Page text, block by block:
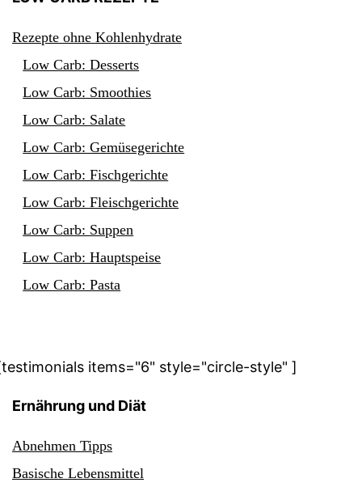
Rezepte ohne Kohlenhydrate
Low Carb: Desserts
Low Carb: Smoothies
Low Carb: Salate
Low Carb: Gemüsegerichte
Low Carb: Fischgerichte
Low Carb: Fleischgerichte
Low Carb: Suppen
Low Carb: Hauptspeise
Low Carb: Pasta
items="6" style="circle-style" ]
Ernährung und Diät
Abnehmen Tipps
Basische Lebensmittel